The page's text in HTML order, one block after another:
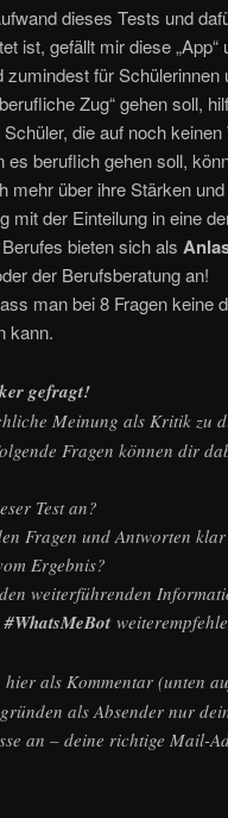
dieses Tests und
ist, gefällt mir diese
für Schülerinnen
Zug“ gehen soll,
die auf noch
es beruflich gehen soll,
mehr über ihre Stärken
mit der Einteilung in eine
bieten sich als
der Berufsberatung an!
man bei 8 Fragen keine
kann.
gefragt!
Meinung als Kritik zu
Fragen können dir
Test an?
Fragen und Antworten
Ergebnis?
weiterführenden
#WhatsMeBot
hier als Kommentar (unten
als Absender nur
an – deine richtige Mail-